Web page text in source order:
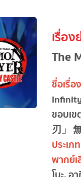
เรื่อง
The
ชื่อเรื่อง
ขอบเ
刃」
ประเภท
พากย์เ